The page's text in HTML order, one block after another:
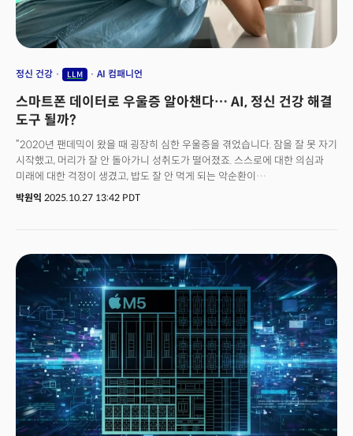
정신 건강 LLM AI 컴패니언
스마트폰 데이터로 우울증 알아챈다… AI, 정신 건강 해결
도구 될까?
“2020년 팬데믹이 왔을 때 굉장히 심한 우울증을 겪었습니다. 잠을 잘 못 자기
시작했고, 머리가 잘 안 돌아가니 성취도가 떨어졌죠. 스스로에 대한 의심과
미래에 대한 걱정이 생겼고, 밥도 잘 안 먹게 되는 악순환이
반복됐습니다.”23일(현지시각) 더밀크가 주최한 스페셜 웨비나 ‘AI의 미래,
불과 한두 달 만에 그를 심각한 상황으로 몰고 갔다. 그는 정신과 병원을 찾아
상담과 약물 치료를 받고 나서야 우울증에서 회복할 수 있었다. 안 연구원은
“이런 개인적인 경험 때문에 우울증과 불안장애에 대한 굉장히 큰 관심이
생겼다”며 “이것이 AI를 활용한 정신 건강 연구의 원동력이 됐다”고 설명했다.
실제로 이 증상을 겪는 사람들에게 우울증이 얼마나 심각한 질병인지 잘 알기
때문에 사람들에게 도움을 주고 싶었다는 것. 서울대학교 재료공학부, 동
대학원 바이오엔지니어링(석사), MIT 뇌인지과학과(박사과정) 등 다양한
분야를 거쳤다는 점도 그의 융합 과학 연구에 영향을 줬다. 실제로 우울증은 전
세계적으로 수많은 사람들에게 고통을 주고 있다. 안 연구원이 제시한 자료에
따르면 2019년 기준 전 세계 우울증 환자는 약 2억8000만 명, 불안장애
환자는 3억 명에 달한다. 더 놀라운 데이터는 평생 유병률이 15~20%에
이른다는 점이다. 이 수치는 다섯 명 중 한 명은 일생에 한 번은 정신 질환을
박원익 2025.10.27 13:42 PDT